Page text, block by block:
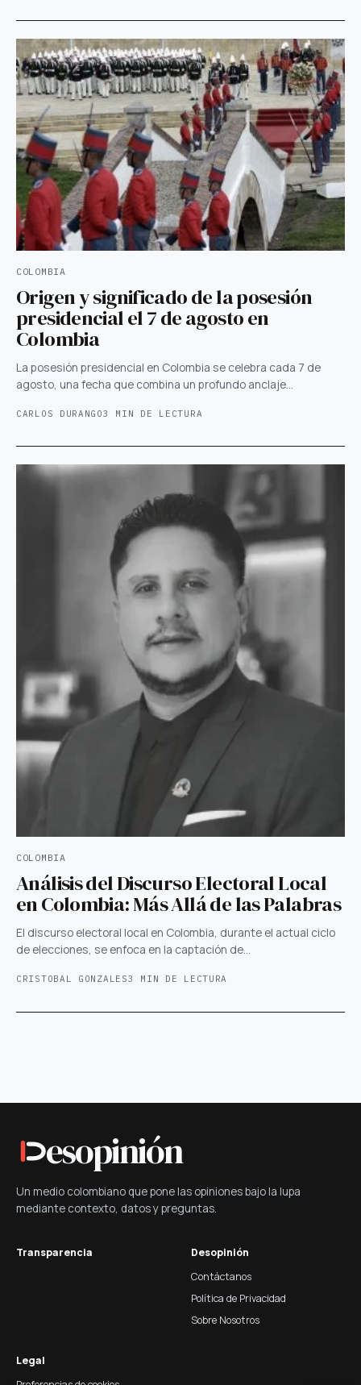
COLOMBIA
Origen y significado de la posesión
presidencial el 7 de agosto en
Colombia
La posesión presidencial en Colombia se celebra cada 7 de
agosto, una fecha que combina un profundo anclaje…
CARLOS DURANGO3 MIN DE LECTURA
COLOMBIA
Análisis del Discurso Electoral Local
en Colombia: Más Allá de las Palabras
El discurso electoral local en Colombia, durante el actual ciclo
de elecciones, se enfoca en la captación de…
CRISTOBAL GONZALES3 MIN DE LECTURA
esopinión
Un medio colombiano que pone las opiniones bajo la lupa
mediante contexto, datos y preguntas.
Transparencia
Desopinión
Contáctanos
Política de Privacidad
Sobre Nosotros
Legal